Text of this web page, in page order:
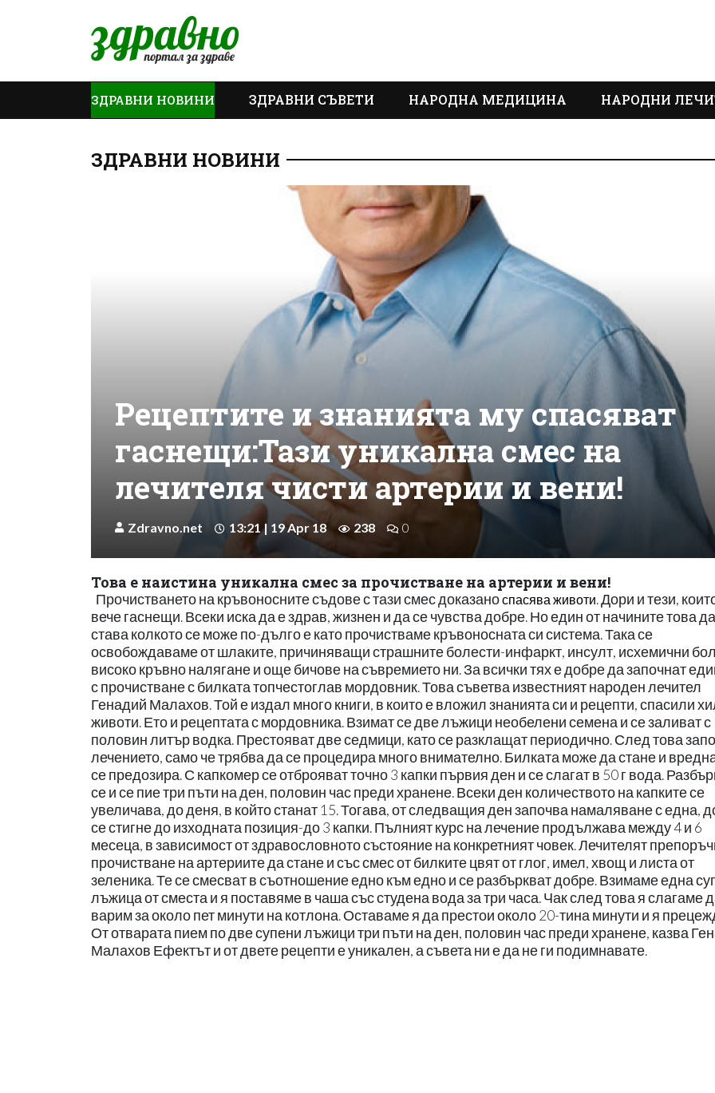
ЗДРАВНИ НОВИНИ ЗДРАВНИ СЪВЕТИ НАРОДНА МЕДИЦИНА НАРОДНИ
ЗДРАВНИ НОВИНИ
Рецептите и знанията му спасяват
гаснещи:Тази уникална смес на
лечителя чисти артерии и вени!
Zdravno.net 13:21 | 19 Apr 18 238 0
Това е наистина уникална смес за прочистване на артерии и вени!
Прочистването на кръвоносните съдове с тази смес доказаноспасява животи. Дори и тези,
вече гаснещи. Всеки иска да е здрав, жизнен и да се чувства добре. Но един от начините това да
става колкото се може по-дълго е като прочистваме кръвоносната си система. Така се
освобождаваме от шлаките, причиняващи страшните болести-инфаркт, инсулт, исхемични
високо кръвно налягане и още бичове на съвремието ни. За всички тях е добре да започнат
с прочистване с билката топчестоглав мордовник. Това съветва известният народен лечител
Генадий Малахов. Той е издал много книги, в които е вложил знанията си и рецепти, спасили
животи. Ето и рецептата с мордовника. Взимат се две лъжици необелени семена и се заливат с
половин литър водка. Престояват две седмици, като се разклащат периодично. След това
лечението, само че трябва да се процедира много внимателно. Билката може да стане и
се предозира. С капкомер се отброяват точно 3 капки първия ден и се слагат в 50 г вода.
се и се пие три пъти на ден, половин час преди хранене. Всеки ден количеството на капките се
увеличава, до деня, в който станат 15. Тогава, от следващия ден започва намаляване с една,
се стигне до изходната позиция-до 3 капки. Пълният курс на лечение продължава между 4 и 6
месеца, в зависимост от здравословното състояние на конкретният човек. Лечителят
прочистване на артериите да стане и със смес от билките цвят от глог, имел, хвощ и листа от
зеленика. Те се смесват в съотношение едно към едно и се разбъркват добре. Взимаме една
лъжица от сместа и я поставяме в чаша със студена вода за три часа. Чак след това я слагаме
варим за около пет минути на котлона. Оставаме я да престои около 20-тина минути и я
От отварата пием по две супени лъжици три пъти на ден, половин час преди хранене, казва
Малахов Ефектът и от двете рецепти е уникален, а съвета ни е да не ги подимнавате.